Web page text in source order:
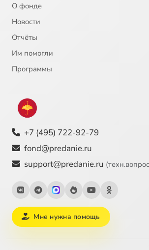
О фонде
Новости
Отчёты
Им помогли
Программы
+7 (495) 722-92-79
fond@predanie.ru
support@predanie.ru
Мне нужна помощь